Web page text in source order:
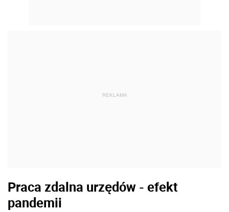
REKLAMA
Praca zdalna urzędów - efekt
pandemii